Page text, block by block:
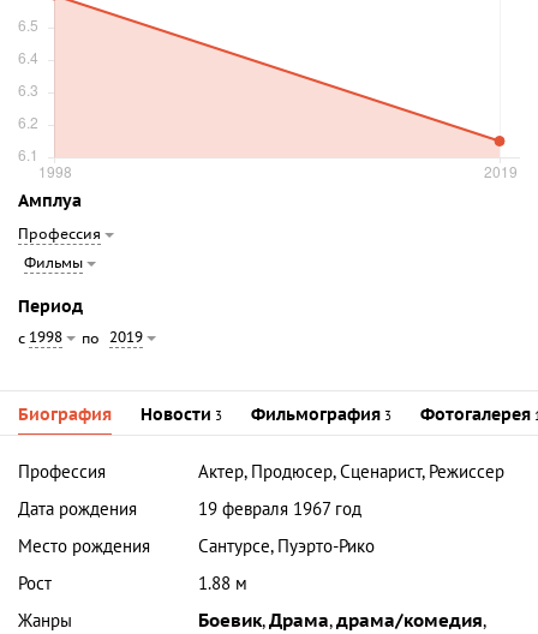
Амплуа
Профессия
Фильмы
Период
с 1998 по 2019
Биография Новости 3 Фильмография 3 Фотогалерея
Профессия
Актер, Продюсер, Сценарист, Режиссер
Дата рождения
19 февраля 1967 год
Место рождения
Сантурсе, Пуэрто-Рико
Рост
1.88 м
Жанры
Боевик,Драма,драма/комедия,